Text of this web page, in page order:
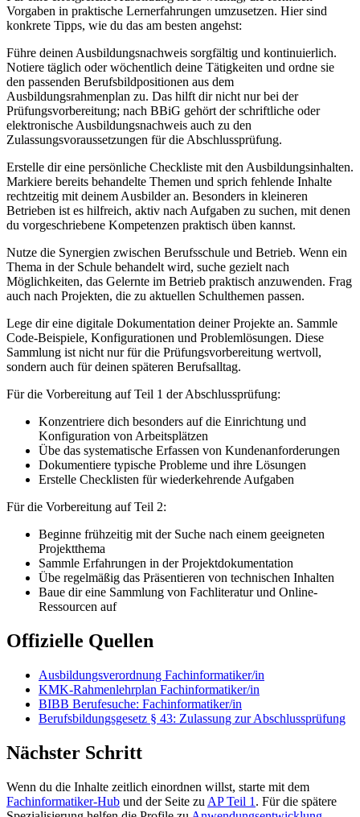
Vorgaben in praktische Lernerfahrungen umzusetzen. Hier sind
konkrete Tipps, wie du das am besten angehst:
Führe deinen Ausbildungsnachweis sorgfältig und kontinuierlich.
Notiere täglich oder wöchentlich deine Tätigkeiten und ordne sie
den passenden Berufsbildpositionen aus dem
Ausbildungsrahmenplan zu. Das hilft dir nicht nur bei der
Prüfungsvorbereitung; nach BBiG gehört der schriftliche oder
elektronische Ausbildungsnachweis auch zu den
Zulassungsvoraussetzungen für die Abschlussprüfung.
Erstelle dir eine persönliche Checkliste mit den Ausbildungsinhalten.
Markiere bereits behandelte Themen und sprich fehlende Inhalte
rechtzeitig mit deinem Ausbilder an. Besonders in kleineren
Betrieben ist es hilfreich, aktiv nach Aufgaben zu suchen, mit denen
du vorgeschriebene Kompetenzen praktisch üben kannst.
Nutze die Synergien zwischen Berufsschule und Betrieb. Wenn ein
Thema in der Schule behandelt wird, suche gezielt nach
Möglichkeiten, das Gelernte im Betrieb praktisch anzuwenden. Frag
auch nach Projekten, die zu aktuellen Schulthemen passen.
Lege dir eine digitale Dokumentation deiner Projekte an. Sammle
Code-Beispiele, Konfigurationen und Problemlösungen. Diese
Sammlung ist nicht nur für die Prüfungsvorbereitung wertvoll,
sondern auch für deinen späteren Berufsalltag.
Für die Vorbereitung auf Teil 1 der Abschlussprüfung:
Konzentriere dich besonders auf die Einrichtung und
Konfiguration von Arbeitsplätzen
Übe das systematische Erfassen von Kundenanforderungen
Dokumentiere typische Probleme und ihre Lösungen
Erstelle Checklisten für wiederkehrende Aufgaben
Für die Vorbereitung auf Teil 2:
Beginne frühzeitig mit der Suche nach einem geeigneten
Projektthema
Sammle Erfahrungen in der Projektdokumentation
Übe regelmäßig das Präsentieren von technischen Inhalten
Baue dir eine Sammlung von Fachliteratur und Online-
Ressourcen auf
Offizielle Quellen
Ausbildungsverordnung Fachinformatiker/in
KMK-Rahmenlehrplan Fachinformatiker/in
BIBB Berufesuche: Fachinformatiker/in
Berufsbildungsgesetz § 43: Zulassung zur Abschlussprüfung
Nächster Schritt
Wenn du die Inhalte zeitlich einordnen willst, starte mit dem
Fachinformatiker-Hub und der Seite zu AP Teil 1 . Für die spätere